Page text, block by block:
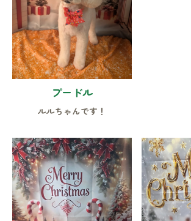
プードル
ルルちゃんです！